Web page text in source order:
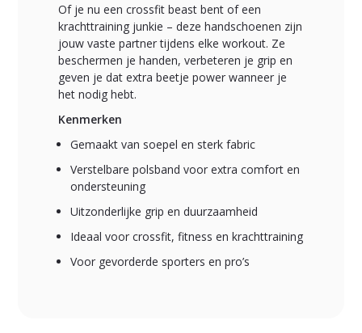
Of je nu een crossfit beast bent of een
krachttraining junkie – deze handschoenen zijn
jouw vaste partner tijdens elke workout. Ze
beschermen je handen, verbeteren je grip en
geven je dat extra beetje power wanneer je
het nodig hebt.
Kenmerken
Gemaakt van soepel en sterk fabric
Verstelbare polsband voor extra comfort en
ondersteuning
Uitzonderlijke grip en duurzaamheid
Ideaal voor crossfit, fitness en krachttraining
Voor gevorderde sporters en pro’s